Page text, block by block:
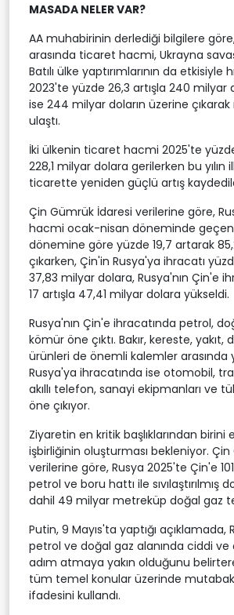
MASADA NELER VAR?
AA muhabirinin derlediği bilgilere
arasında ticaret hacmi, Ukrayna
Batılı ülke yaptırımlarının da etkisiyle
2023'te yüzde 26,3 artışla 240 milyar
ise 244 milyar doların üzerine
ulaştı.
İki ülkenin ticaret hacmi 2025'te
228,1 milyar dolara gerilerken bu yılın
ticarette yeniden güçlü artış
Çin Gümrük İdaresi verilerine göre,
hacmi ocak-nisan döneminde geçen
dönemine göre yüzde 19,7 artarak
çıkarken, Çin'in Rusya'ya ihracatı
37,83 milyar dolara, Rusya'nın Çin'e
17 artışla 47,41 milyar dolara yükseldi.
Rusya'nın Çin'e ihracatında petrol,
kömür öne çıktı. Bakır, kereste, yakıt,
ürünleri de önemli kalemler arasında
Rusya'ya ihracatında ise otomobil,
akıllı telefon, sanayi ekipmanları ve
öne çıkıyor.
Ziyaretin en kritik başlıklarından birini
işbirliğinin oluşturması bekleniyor.
verilerine göre, Rusya 2025'te Çin'e
petrol ve boru hattı ile sıvılaştırılmış
dahil 49 milyar metreküp doğal gaz
Putin, 9 Mayıs'ta yaptığı açıklamada,
petrol ve doğal gaz alanında ciddi ve
adım atmaya yakın olduğunu
tüm temel konular üzerinde
ifadesini kullandı.